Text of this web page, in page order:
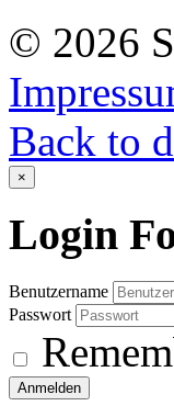
© 2026
Back to
×
Login
Benutzername
Passwort
Anmelden